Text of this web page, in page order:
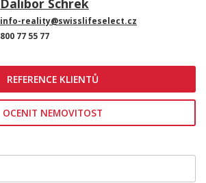
Dalibor Schrek
info-reality@swisslifeselect.cz
800 77 55 77
REFERENCE KLIENTŮ
OCENIT NEMOVITOST